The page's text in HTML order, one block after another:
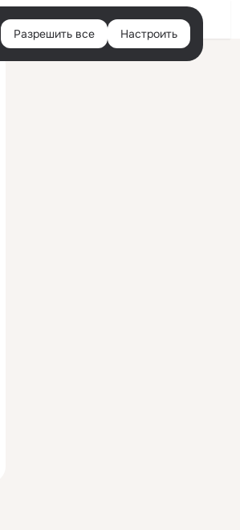
Войти
Разрешить все Настроить